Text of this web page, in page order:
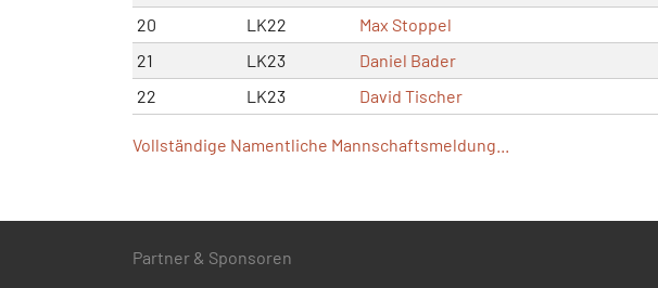
20
LK22 Max Stoppel
21
LK23 Daniel Bader
22
LK23 David Tischer
Vollständige Namentliche Mannschaftsmeldung...
Partner & Sponsoren